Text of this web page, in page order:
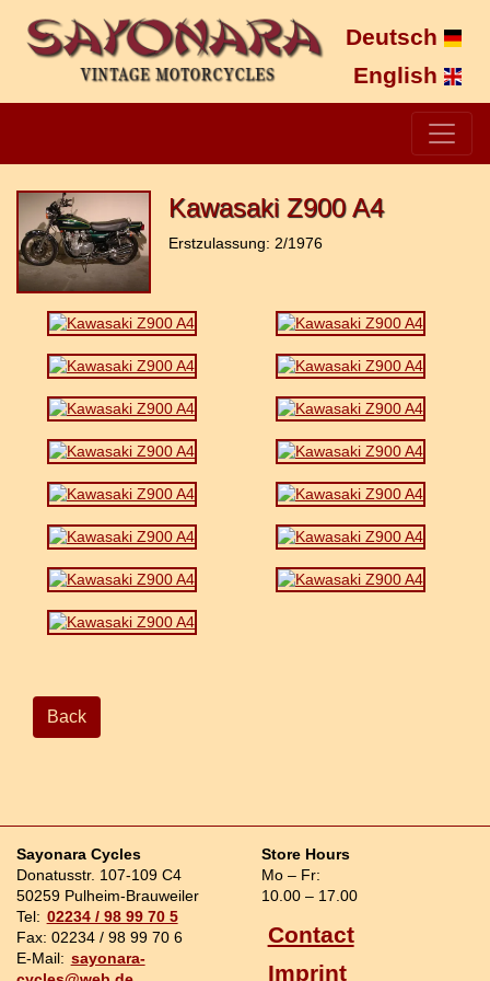
Deutsch
English
Kawasaki Z900 A4
Erstzulassung: 2/1976
Back
Sayonara Cycles
Donatusstr. 107-109 C4
50259 Pulheim-Brauweiler
Tel: 02234 / 98 99 70 5
Fax: 02234 / 98 99 70 6
E-Mail: sayonara-
Store Hours
Mo – Fr:
10.00 – 17.00
Contact
Imprint